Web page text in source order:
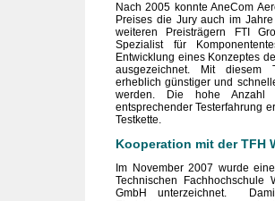
Nach 2005 konnte AneCom
Preises die Jury auch im
weiteren Preisträgern FTI
Spezialist für
Entwicklung eines Konzeptes
ausgezeichnet. Mit diesem
erheblich günstiger und
werden. Die hohe Anzahl
entsprechender Testerfahrung
Testkette.
Kooperation mit der TFH
Im November 2007 wurde
Technischen Fachhochschule
GmbH unterzeichnet.